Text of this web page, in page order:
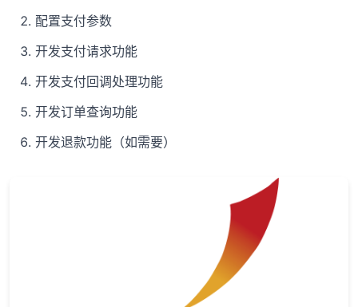
配置支付参数
开发支付请求功能
开发支付回调处理功能
开发订单查询功能
开发退款功能（如需要）